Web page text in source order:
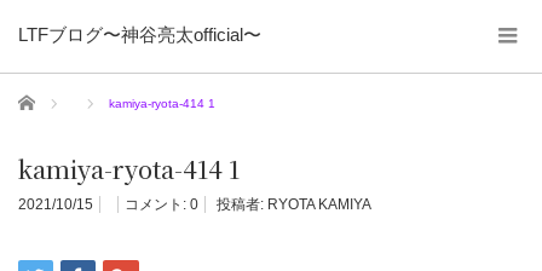
LTFブログ〜神谷亮太official〜
ホーム kamiya-ryota-414 1
kamiya-ryota-414 1
2021/10/15 コメント: 0 投稿者: RYOTA KAMIYA